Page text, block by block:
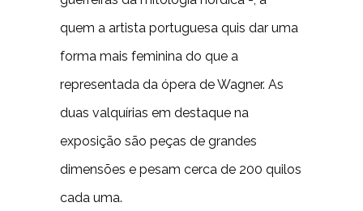
quem a artista portuguesa quis dar uma
forma mais feminina do que a
representada da ópera de Wagner. As
duas valquírias em destaque na
exposição são peças de grandes
dimensões e pesam cerca de 200 quilos
cada uma.